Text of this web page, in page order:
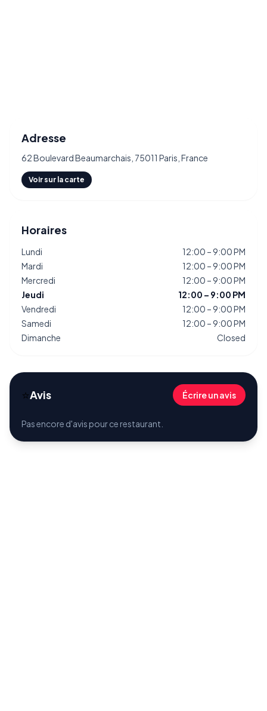
Adresse
62 Boulevard Beaumarchais, 75011 Paris, France
Voir sur la carte
Horaires
Lundi
12:00 – 9:00 PM
Mardi
12:00 – 9:00 PM
Mercredi
12:00 – 9:00 PM
Jeudi
12:00 – 9:00 PM
Vendredi
12:00 – 9:00 PM
Samedi
12:00 – 9:00 PM
Dimanche
Closed
⭐Avis Écrire un avis
Pas encore d'avis pour ce restaurant.